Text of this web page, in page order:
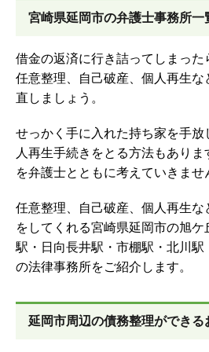
宮崎県延岡市の弁護士事務所一
借金の返済に行き詰ってしまった
任意整理、自己破産、個人再生な
直しましょう。
せっかく手に入れた持ち家を手放
人再生手続きをとる方法もあり
を弁護士とともに考えていきませ
任意整理、自己破産、個人再生な
をしてくれる宮崎県延岡市の旭ケ
駅・日向長井駅・市棚駅・北川駅
の法律事務所をご紹介します。
延岡市周辺の債務整理ができる